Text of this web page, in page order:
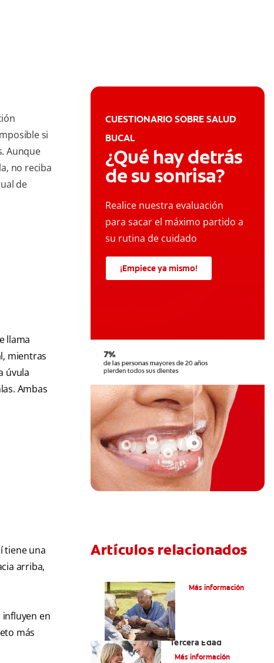
si
Aunque
no reciba
de
llama
mientras
úvula
Ambas
tiene una
arriba,
influyen en
más
CUESTIONARIO SOBRE SALUD
BUCAL
¿Qué hay detrás
de su sonrisa?
Realice nuestra evaluación
para sacar el máximo partido a
su rutina de cuidado
¡Empiece ya mismo!
Artículos relacionados
Más información
Salud Bucal En La
Tercera Edad
Más información